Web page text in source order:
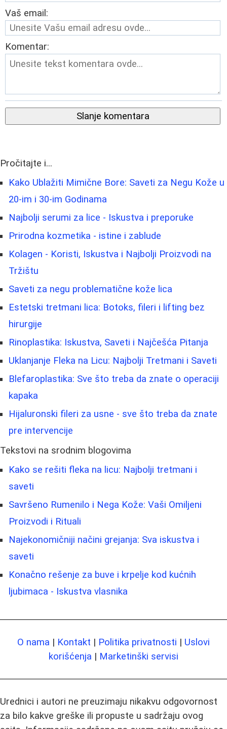
Vaš email:
Komentar:
Slanje komentara
Pročitajte i...
Kako Ublažiti Mimične Bore: Saveti za Negu Kože u
20-im i 30-im Godinama
Najbolji serumi za lice - Iskustva i preporuke
Prirodna kozmetika - istine i zablude
Kolagen - Koristi, Iskustva i Najbolji Proizvodi na
Tržištu
Saveti za negu problematične kože lica
Estetski tretmani lica: Botoks, fileri i lifting bez
hirurgije
Rinoplastika: Iskustva, Saveti i Najčešća Pitanja
Uklanjanje Fleka na Licu: Najbolji Tretmani i Saveti
Blefaroplastika: Sve što treba da znate o operaciji
kapaka
Hijaluronski fileri za usne - sve što treba da znate
pre intervencije
Tekstovi na srodnim blogovima
Kako se rešiti fleka na licu: Najbolji tretmani i
saveti
Savršeno Rumenilo i Nega Kože: Vaši Omiljeni
Proizvodi i Rituali
Najekonomičniji načini grejanja: Sva iskustva i
saveti
Konačno rešenje za buve i krpelje kod kućnih
ljubimaca - Iskustva vlasnika
O nama | Kontakt | Politika privatnosti | Uslovi
korišćenja | Marketinški servisi
Urednici i autori ne preuzimaju nikakvu odgovornost
za bilo kakve greške ili propuste u sadržaju ovog